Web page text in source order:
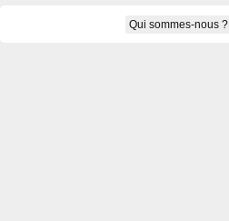
Qui sommes-nous ?